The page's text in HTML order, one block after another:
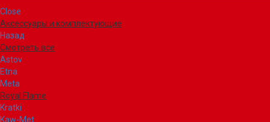
Close
Аксессуары и комплектующие
Назад
Смотреть все
Astov
Etna
Meta
Royal Flame
Kratki
Kaw-Met